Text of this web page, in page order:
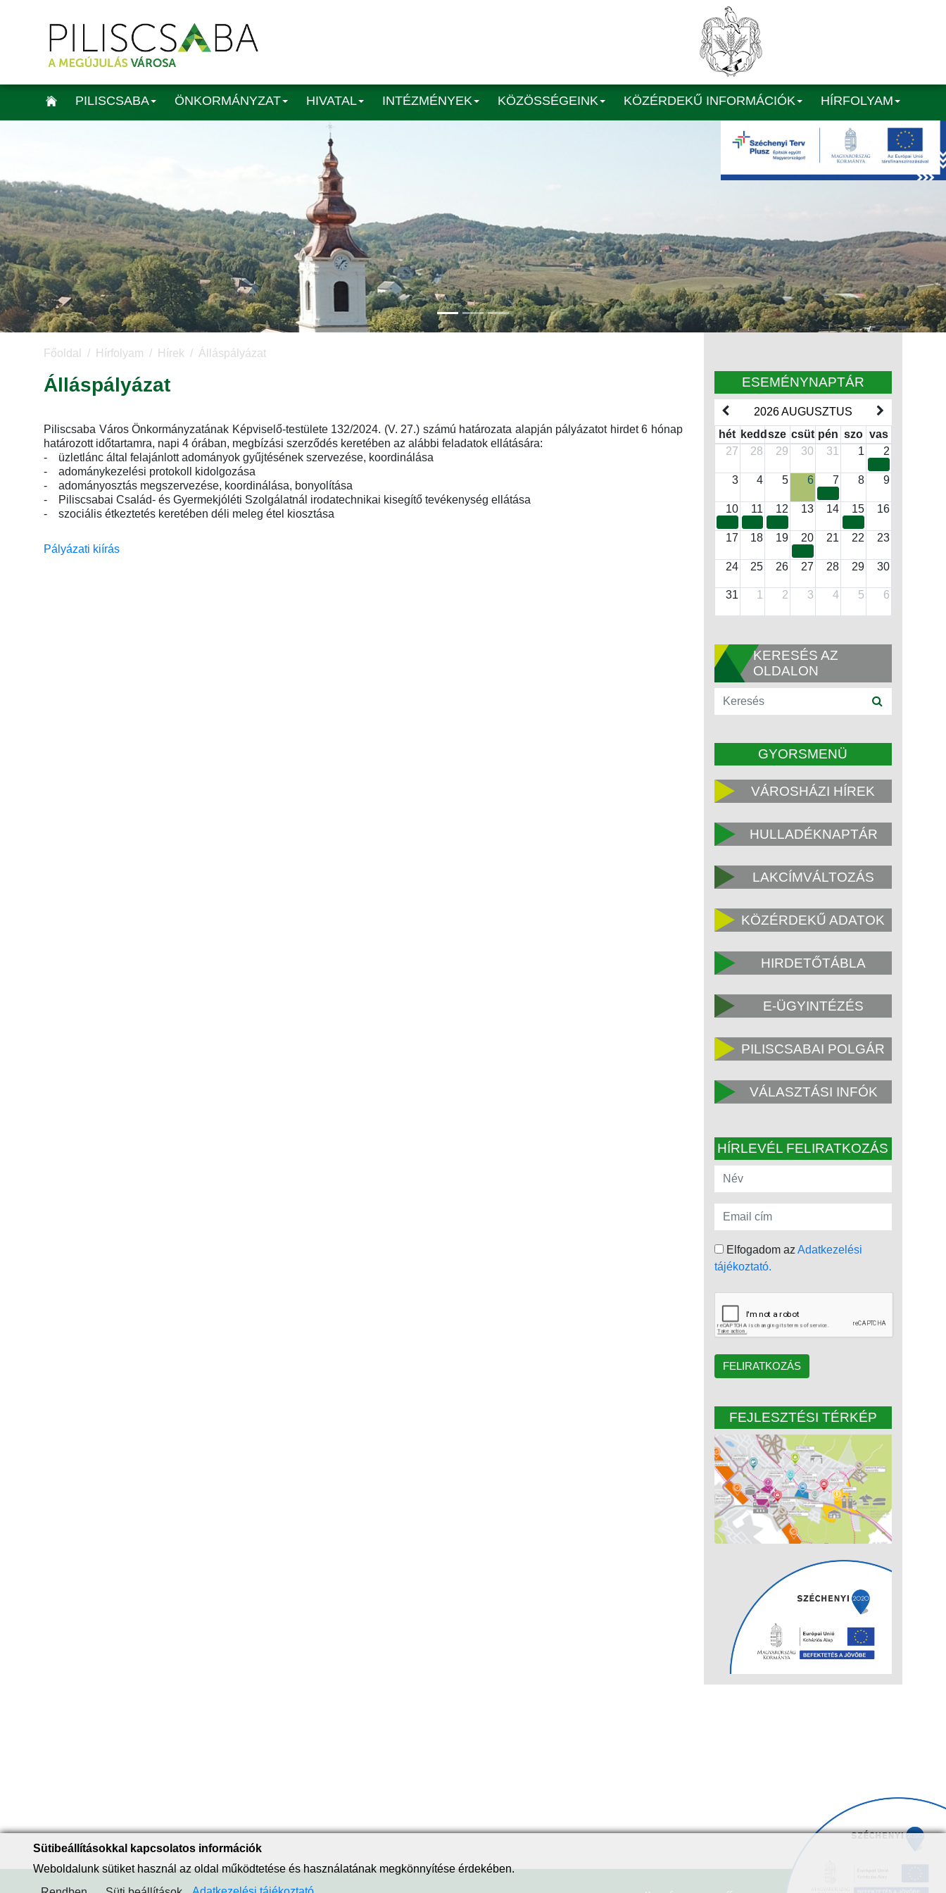
PILISCSABA ÖNKORMÁNYZAT HIVATAL INTÉZMÉNYEK KÖZÖSSÉGEINK KÖZÉRDEKŰ INFORMÁCIÓK HÍRFOLYAM
Főoldal Hírfolyam Hírek Álláspályázat
Álláspályázat
Piliscsaba Város Önkormányzatának Képviselő-testülete 132/2024. (V. 27.) számú határozata alapján pályázatot hirdet 6 hónap
határozott időtartamra, napi 4 órában, megbízási szerződés keretében az alábbi feladatok ellátására:
- üzletlánc által felajánlott adományok gyűjtésének szervezése, koordinálása
- adománykezelési protokoll kidolgozása
- adományosztás megszervezése, koordinálása, bonyolítása
- Piliscsabai Család- és Gyermekjóléti Szolgálatnál irodatechnikai kisegítő tevékenység ellátása
- szociális étkeztetés keretében déli meleg étel kiosztása
Pályázati kiírás
ESEMÉNYNAPTÁR
2026 AUGUSZTUS
hét kedd sze csüt pén szo vas
27
28 29 30 31 1 2
3 4 5 6 7 8 9
10 11 12 13 14 15 16
17 18 19 20 21 22 23
24 25 26 27 28 29 30
31 1 2 3 4 5 6
KERESÉS AZ
OLDALON
GYORSMENÜ
VÁROSHÁZI HÍREK
HULLADÉKNAPTÁR
LAKCÍMVÁLTOZÁS
KÖZÉRDEKŰ ADATOK
HIRDETŐTÁBLA
E-ÜGYINTÉZÉS
PILISCSABAI POLGÁR
VÁLASZTÁSI INFÓK
HÍRLEVÉL FELIRATKOZÁS
Elfogadom az Adatkezelési
tájékoztató.
FELIRATKOZÁS
FEJLESZTÉSI TÉRKÉP
Sütibeállításokkal kapcsolatos információk
Weboldalunk sütiket használ az oldal működtetése és használatának megkönnyítése érdekében.